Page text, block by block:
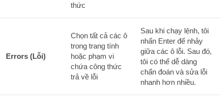
thức
Errors (Lỗi)
Chọn tất cả các ô
trong trang tính
hoặc phạm vi
chứa công thức
trả về lỗi
Sau khi chạy lệnh, tôi
nhấn Enter để nhảy
giữa các ô lỗi. Sau đó,
tôi có thể dễ dàng
chẩn đoán và sửa lỗi
nhanh hơn nhiều.